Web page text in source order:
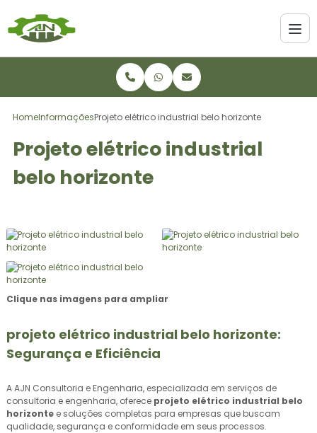
HomeInformaçõesProjeto elétrico industrial belo horizonte
Projeto elétrico industrial
belo horizonte
Clique nas imagens para ampliar
projeto elétrico industrial belo horizonte:
Segurança e Eficiência
A AJN Consultoria e Engenharia, especializada em serviços de
consultoria e engenharia, oferece projeto elétrico industrial belo
horizonte e soluções completas para empresas que buscam
qualidade, segurança e conformidade em seus processos.